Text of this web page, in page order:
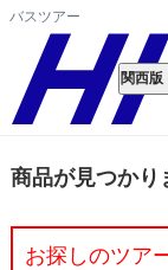
バスツアー
関西版
商品が見つかり
お探しのツア